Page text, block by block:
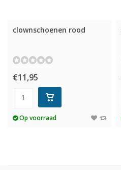
clownschoenen rood
€11,95
Op voorraad